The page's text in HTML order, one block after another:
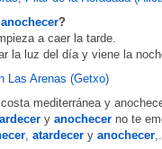
anochecer?
a caer la tarde.
la luz del día y viene la
mediterránea y
y anochecer no te
, atardecer y anochecer